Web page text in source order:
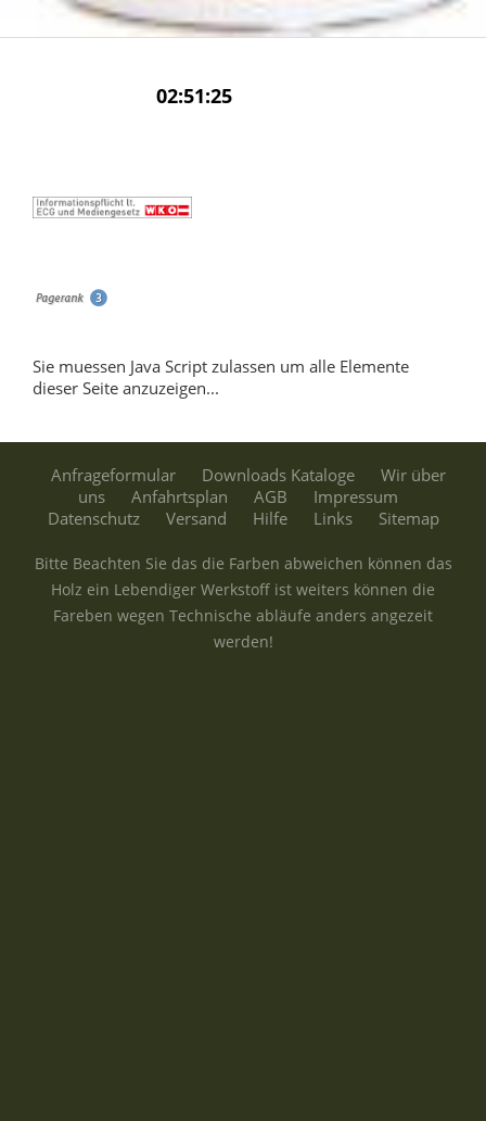
Sie muessen Java Script zulassen um alle Elemente
dieser Seite anzuzeigen...
Anfrageformular Downloads Kataloge
Wir über
uns
Anfahrtsplan AGB
Impressum
Datenschutz
Versand Hilfe Links Sitemap
Bitte Beachten Sie das die Farben abweichen können das
Holz ein Lebendiger Werkstoff ist weiters können die
Fareben wegen Technische abläufe anders angezeit
werden!